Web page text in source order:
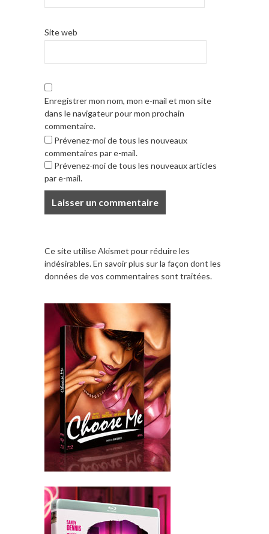
Site web
Enregistrer mon nom, mon e-mail et mon site
dans le navigateur pour mon prochain
commentaire.
Prévenez-moi de tous les nouveaux
commentaires par e-mail.
Prévenez-moi de tous les nouveaux articles
par e-mail.
Ce site utilise Akismet pour réduire les
indésirables.En savoir plus sur la façon dont les
données de vos commentaires sont traitées.